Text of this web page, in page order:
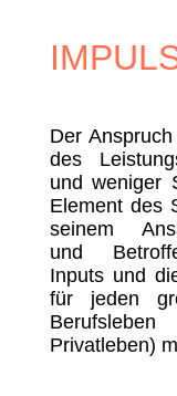
Der
des
und weniger
Element des
seinem
und
Inputs und
für jeden
Privatleben)